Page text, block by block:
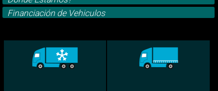
Financiación de Vehiculos